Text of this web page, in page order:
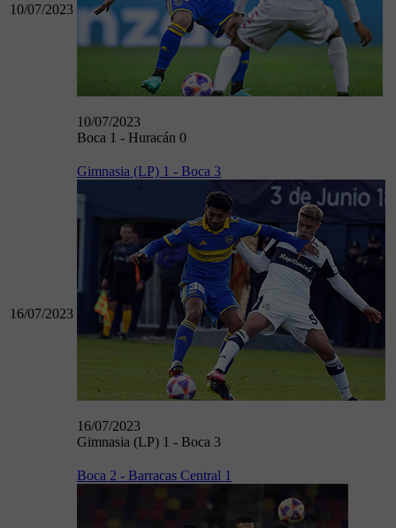
10/07/2023
10/07/2023
Boca 1 - Huracán 0
16/07/2023
Gimnasia (LP) 1 - Boca 3
16/07/2023
Gimnasia (LP) 1 - Boca 3
Boca 2 - Barracas Central 1